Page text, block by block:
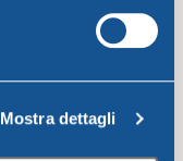
Mostra dettagli